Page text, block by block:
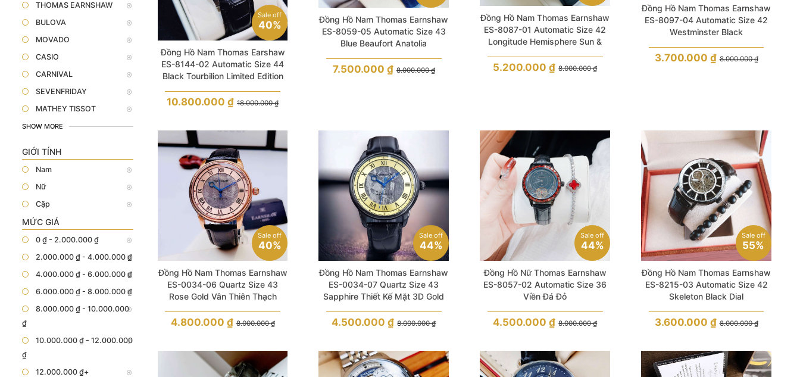
THOMAS EARNSHAW
BULOVA
MOVADO
CASIO
CARNIVAL
SEVENFRIDAY
MATHEY TISSOT
SHOW MORE
GIỚI TÍNH
Nam
Nữ
Cặp
MỨC GIÁ
0 ₫ - 2.000.000 ₫
2.000.000 ₫ - 4.000.000 ₫
4.000.000 ₫ - 6.000.000 ₫
6.000.000 ₫ - 8.000.000 ₫
8.000.000 ₫ - 10.000.000
₫
10.000.000 ₫ - 12.000.000
₫
12.000.000 ₫+
Sale off
40%
Đồng Hồ Nam Thomas Earshaw
ES-8144-02 Automatic Size 44
Black Tourbilion Limited Edition
18.000.000₫
10.800.000₫
Đồng Hồ Nam Thomas Earnshaw
ES-8059-05 Automatic Size 43
Blue Beaufort Anatolia
8.000.000₫
7.500.000 ₫
Đồng Hồ Nam Thomas Earnshaw
ES-8087-01 Automatic Size 42
Longitude Hemisphere Sun &
8.000.000₫
5.200.000₫
Đồng Hồ Nam Thomas Earnshaw
ES-8097-04 Automatic Size 42
Westminster Black
8.000.000₫
3.700.000 ₫
Sale off
40%
Đồng Hồ Nam Thomas Earnshaw
ES-0034-06 Quartz Size 43
Rose Gold Vân Thiên Thạch
8.000.000₫
4.800.000 ₫
Sale off
44%
Đồng Hồ Nam Thomas Earnshaw
ES-0034-07 Quartz Size 43
Sapphire Thiết Kế Mặt 3D Gold
8.000.000₫
4.500.000₫
Sale off
44%
Đồng Hồ Nữ Thomas Earnshaw
ES-8057-02 Automatic Size 36
Viền Đá Đỏ
8.000.000₫
4.500.000₫
Sale off
55%
Đồng Hồ Nam Thomas Earnshaw
ES-8215-03 Automatic Size 42
Skeleton Black Dial
8.000.000₫
3.600.000 ₫